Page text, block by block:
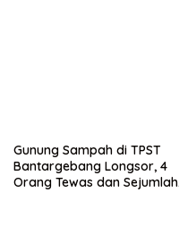
Gunung Sampah di TPST
Bantargebang Longsor, 4
Orang Tewas dan Sejumlah